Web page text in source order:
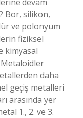
Bor, silikon,
ve polonyum
fiziksel
kimyasal
daha
geçiş metalleri
arasında yer
1., 2. ve 3.